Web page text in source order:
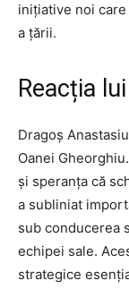
inițiative noi
a țării.
Reacția
Dragoș
Oanei
și speranța că
a subliniat
sub conducerea
echipei sale.
strategice